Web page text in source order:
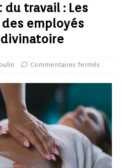
travail : Les
employés
Commentaires fermés